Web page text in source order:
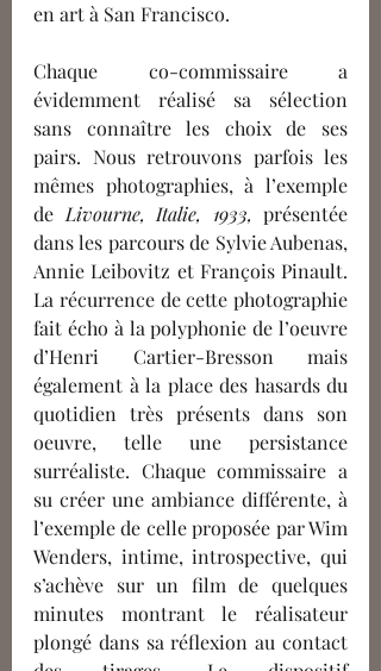
en art à San Francisco.
Chaque co-commissaire a
évidemment réalisé sa sélection
sans connaître les choix de ses
pairs. Nous retrouvons parfois les
mêmes photographies, à l’exemple
de Livourne, Italie, 1933, présentée
dans les parcours de Sylvie Aubenas,
Annie Leibovitz et François Pinault.
La récurrence de cette photographie
fait écho à la polyphonie de l’oeuvre
d’Henri Cartier-Bresson mais
également à la place des hasards du
quotidien très présents dans son
oeuvre, telle une persistance
surréaliste. Chaque commissaire a
su créer une ambiance différente, à
l’exemple de celle proposée par Wim
Wenders, intime, introspective, qui
s’achève sur un film de quelques
minutes montrant le réalisateur
plongé dans sa réflexion au contact